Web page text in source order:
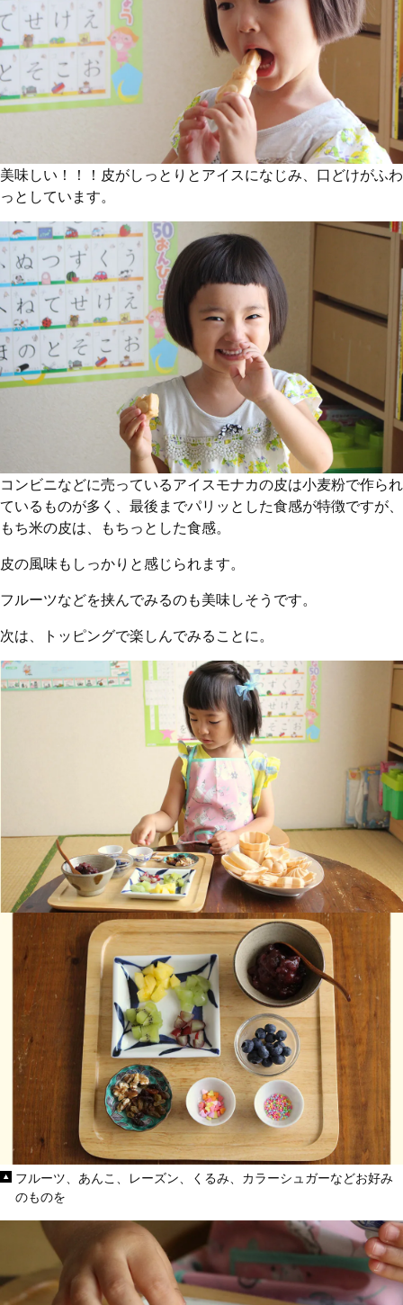
美味しい！！！皮がしっとりとアイスになじみ、口どけがふわ
っとしています。
コンビニなどに売っているアイスモナカの皮は小麦粉で作られ
ているものが多く、最後までパリッとした食感が特徴ですが、
もち米の皮は、もちっとした食感。
皮の風味もしっかりと感じられます。
フルーツなどを挟んでみるのも美味しそうです。
次は、トッピングで楽しんでみることに。
フルーツ、あんこ、レーズン、くるみ、カラーシュガーなどお好み
のものを